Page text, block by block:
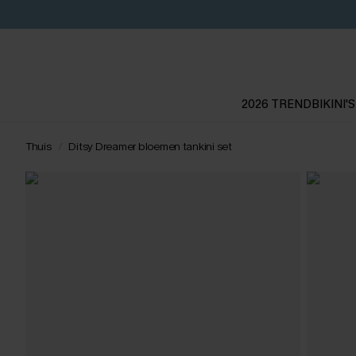
2026 TRENDBIKINI'S
Thuis Ditsy Dreamer bloemen tankini set